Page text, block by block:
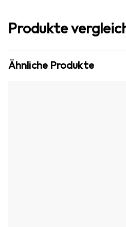
Produkte
Ähnliche Produkte